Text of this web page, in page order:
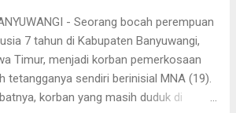
menyikapi, mengambil pelajaran
dari tragedi Kanjuruhan. Mudah-
dengan adanya film ini bisa
kita semua yang ada di Polres
termasuk warga masyarakat untuk
- Seorang bocah perempuan
7 tahun di Kabupaten Banyuwangi,
Timur, menjadi korban pemerkosaan
tetangganya sendiri berinisial MNA (19).
korban yang masih duduk di